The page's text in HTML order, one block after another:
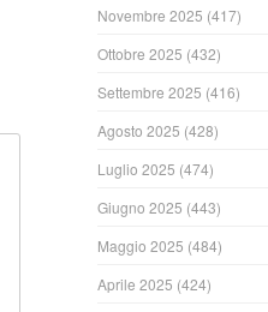
Novembre 2025 (417)
Ottobre 2025 (432)
Settembre 2025 (416)
Agosto 2025 (428)
Luglio 2025 (474)
Giugno 2025 (443)
Maggio 2025 (484)
Aprile 2025 (424)